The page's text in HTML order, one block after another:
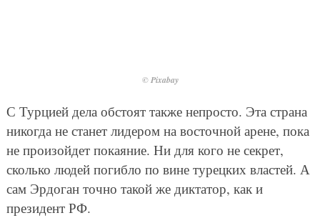
© Pixabay
С Турцией дела обстоят также непросто. Эта страна
никогда не станет лидером на восточной арене, пока
не произойдет покаяние. Ни для кого не секрет,
сколько людей погибло по вине турецких властей. А
сам Эрдоган точно такой же диктатор, как и
президент РФ.